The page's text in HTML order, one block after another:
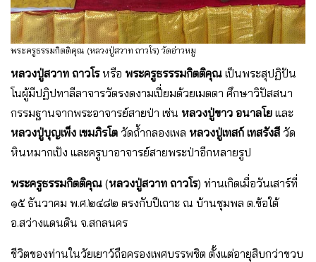
พระครูธรรมกิตติคุณ (หลวงปู่สวาท ถาวโร) วัดอ่าวหมู
หลวงปู่สวาท ถาวโรหรือ พระครูธรรรมกิตติคุณ เป็นพระสุปฏิปัน
โนผู้มีปฏิปทาลีลาจารวัตรงดงามเปี่ยมด้วยเมตตา ศึกษาวิปัสสนา
กรรมฐานจากพระอาจารย์สายป่า เช่น หลวงปู่ขาว อนาลโย และ
หลวงปู่บุญเพ็ง เขมภิรโต วัดถ้ำกลองเพล หลวงปู่เทสก์ เทสรังสี วัด
หินหมากเป้ง และครูบาอาจารย์สายพระป่าอีกหลายรูป
พระครูธรรมกิตติคุณ (หลวงปู่สวาท ถาวโร) ท่านเกิดเมื่อวันเสาร์ที่
๑๕ ธันวาคม พ.ศ.๒๔๘๒ ตรงกับปีเถาะ ณ บ้านชุมพล ต.ข้อใต้
อ.สว่างแดนดิน จ.สกลนคร
ชีวิตของท่านในวัยเยาว์ถือครองเพศบรรพชิต ตั้งแต่อายุสิบกว่าขวบ